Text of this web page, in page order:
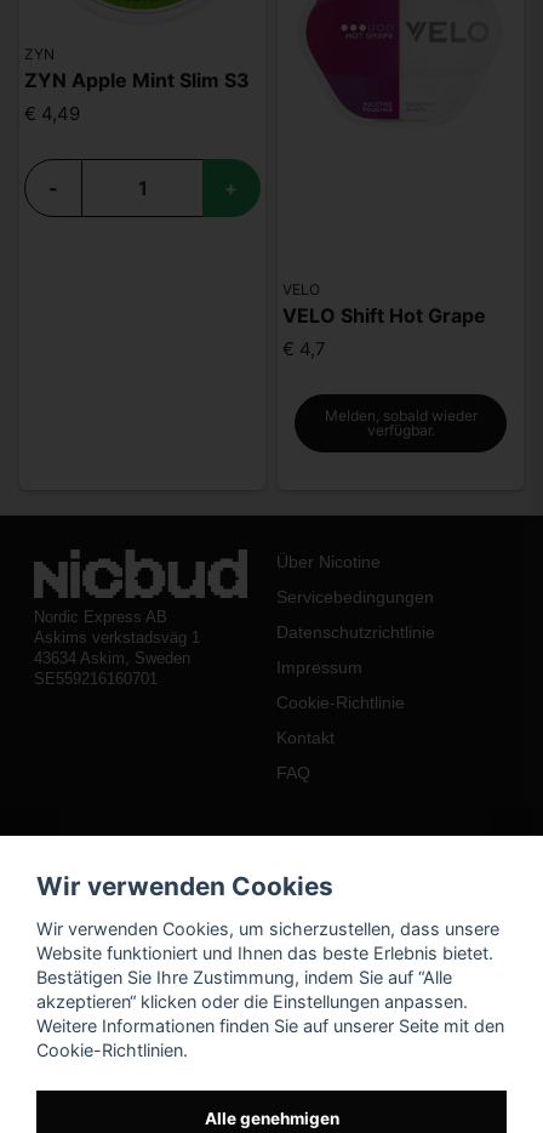
ZYN
ZYN Apple Mint Slim S3
€ 4,49
- +
VELO
VELO Shift Hot Grape
€ 4,7
Melden, sobald wieder
verfügbar.
Nordic Express AB
Askims verkstadsväg 1
43634 Askim, Sweden
SE559216160701
Über Nicotine
Servicebedingungen
Datenschutzrichtlinie
Impressum
Cookie-Richtlinie
Kontakt
FAQ
Mein Konto
Registrieren
Passwort vergessen?
Wir verwenden Cookies
Wir verwenden Cookies, um sicherzustellen, dass unsere
Website funktioniert und Ihnen das beste Erlebnis bietet.
Bestätigen Sie Ihre Zustimmung, indem Sie auf “Alle
akzeptieren“ klicken oder die Einstellungen anpassen.
Weitere Informationen finden Sie auf unserer Seite mit den
Cookie-Richtlinien.
Alle genehmigen